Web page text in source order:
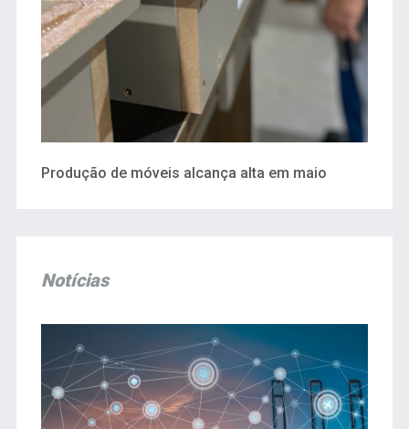
Produção de móveis alcança alta em maio
Notícias